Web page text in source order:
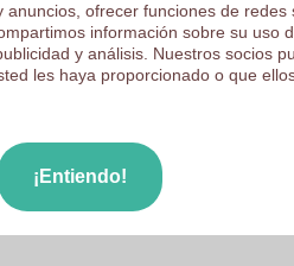
ofrecer funciones de redes
información sobre su uso
y análisis. Nuestros socios
les haya proporcionado o que
¡Entiendo!